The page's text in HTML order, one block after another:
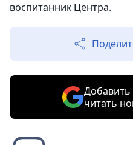
воспитанник Центра.
читать